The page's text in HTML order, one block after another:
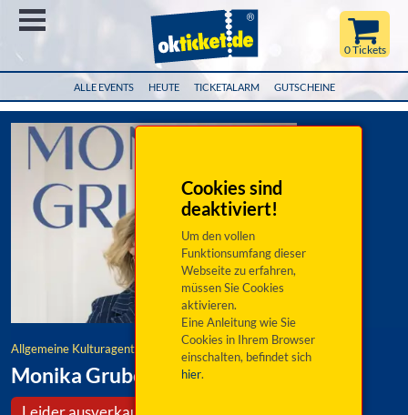
ALLE EVENTS HEUTE TICKETALARM GUTSCHEINE
0 Tickets
Cookies sind
deaktiviert!
Um den vollen
Funktionsumfang dieser
Webseite zu erfahren,
müssen Sie Cookies
aktivieren.
Eine Anleitung wie Sie
Cookies in Ihrem Browser
einschalten, befindet sich
hier.
Allgemeine Kulturagentur
Monika Gruber: Es huift ja nix